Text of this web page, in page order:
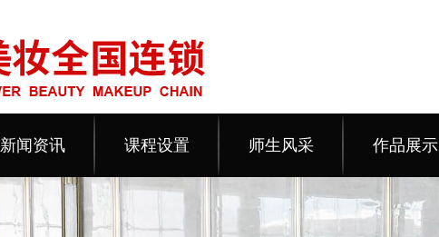
新闻资讯 课程设置 师生风采 作品展示